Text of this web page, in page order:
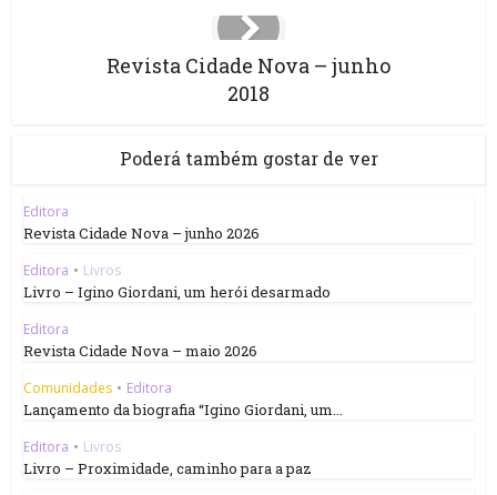
Revista Cidade Nova – junho
2018
Poderá também gostar de ver
Editora
Revista Cidade Nova – junho 2026
Editora • Livros
Livro – Igino Giordani, um herói desarmado
Editora
Revista Cidade Nova – maio 2026
Comunidades • Editora
Lançamento da biografia “Igino Giordani, um...
Editora • Livros
Livro – Proximidade, caminho para a paz